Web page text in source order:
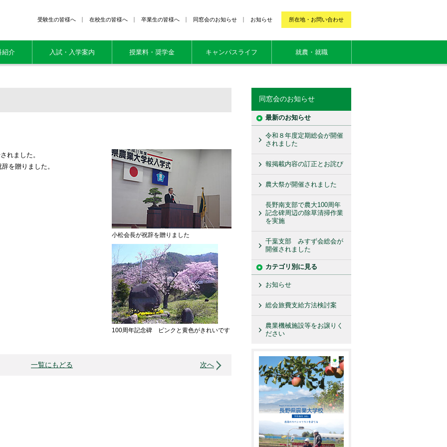
所在地・お問い合わせ
お知らせ
同窓会のお知らせ
卒業生の皆様へ
在校生の皆様へ
受験生の皆様へ
紹介 入試・入学案内 授業料・奨学金 キャンパスライフ 就農・就職
小松会長が祝辞を贈りました
100周年記念碑 ピンクと黄色がきれいです
れました。
を贈りました。
一覧にもどる 次へ
同窓会のお知らせ
最新のお知らせ
令和８年度定期総会が開催
されました
報掲載内容の訂正とお詫び
農大祭が開催されました
長野南支部で農大100周年
記念碑周辺の除草清掃作業
を実施
千葉支部 みすず会総会が
開催されました
カテゴリ別に見る
お知らせ
総会旅費支給方法検討案
農業機械施設等をお譲りく
ださい